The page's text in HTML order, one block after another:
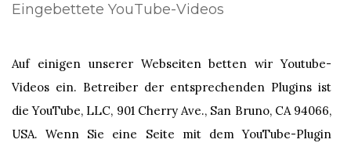
Eingebettete YouTube-Videos
Auf einigen unserer Webseiten betten wir Youtube-
Videos ein. Betreiber der entsprechenden Plugins ist
die YouTube, LLC, 901 Cherry Ave., San Bruno, CA 94066,
USA. Wenn Sie eine Seite mit dem YouTube-Plugin